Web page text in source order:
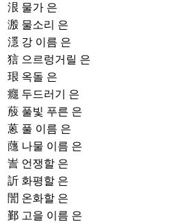
泿 물가 은
溵 물소리 은
濦 강 이름 은
狺 으르렁거릴 은
珢 옥돌 은
癮 두드러기 은
蒑 풀빛 푸른 은
蒽 풀 이름 은
蘟 나물 이름 은
訔 언쟁할 은
訢 화평할 은
誾 온화할 은
鄞 고을 이름 은